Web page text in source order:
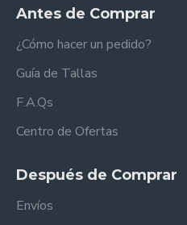
Antes de Comprar
¿Cómo hacer un pedido?
Guía de Tallas
F.A.Qs
Centro de Ofertas
Después de Comprar
Envíos